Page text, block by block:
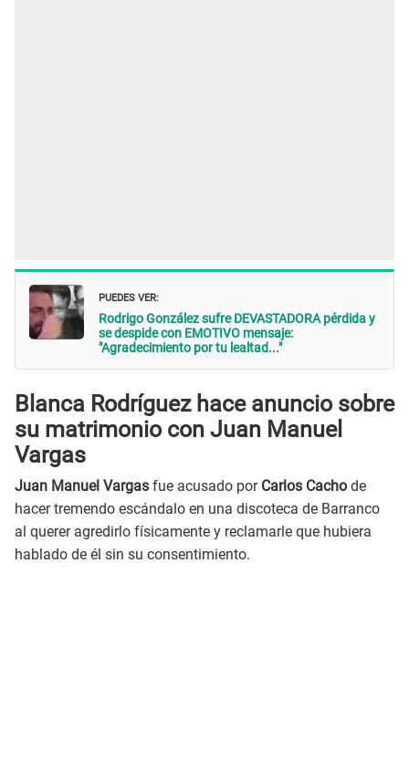
PUEDES VER:
Rodrigo González sufre DEVASTADORA pérdida y
se despide con EMOTIVO mensaje:
"Agradecimiento por tu lealtad..."
Blanca Rodríguez hace anuncio sobre
su matrimonio con Juan Manuel
Vargas
Juan Manuel Vargas fue acusado por Carlos Cacho de
hacer tremendo escándalo en una discoteca de Barranco
al querer agredirlo físicamente y reclamarle que hubiera
hablado de él sin su consentimiento.